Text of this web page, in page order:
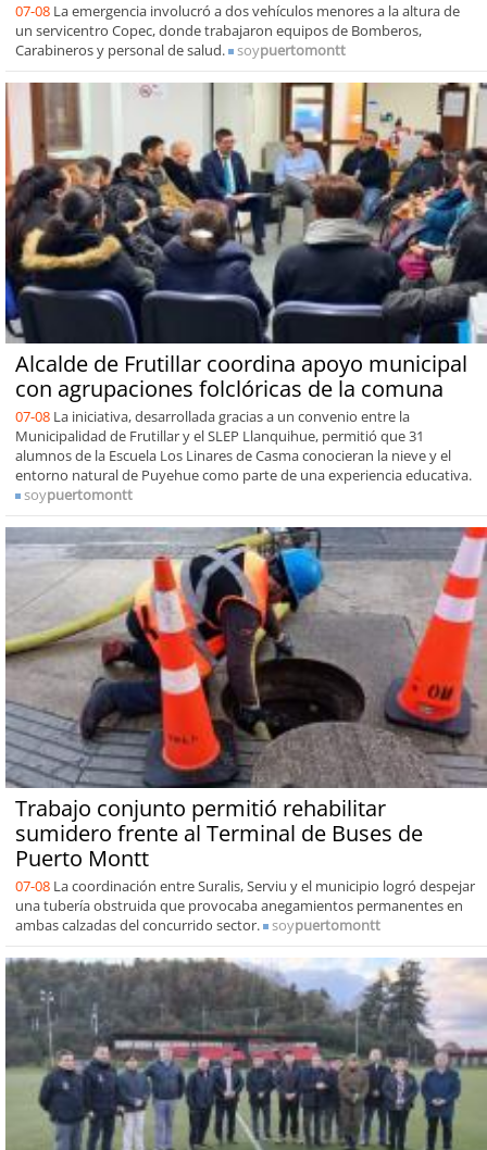
07-08 La emergencia involucró a dos vehículos menores a la altura de
un servicentro Copec, donde trabajaron equipos de Bomberos,
Carabineros y personal de salud.
soypuertomontt
Alcalde de Frutillar coordina apoyo municipal
con agrupaciones folclóricas de la comuna
07-08 La iniciativa, desarrollada gracias a un convenio entre la
Municipalidad de Frutillar y el SLEP Llanquihue, permitió que 31
alumnos de la Escuela Los Linares de Casma conocieran la nieve y el
entorno natural de Puyehue como parte de una experiencia educativa.
soypuertomontt
Trabajo conjunto permitió rehabilitar
sumidero frente al Terminal de Buses de
Puerto Montt
07-08 La coordinación entre Suralis, Serviu y el municipio logró despejar
una tubería obstruida que provocaba anegamientos permanentes en
ambas calzadas del concurrido sector.
soypuertomontt